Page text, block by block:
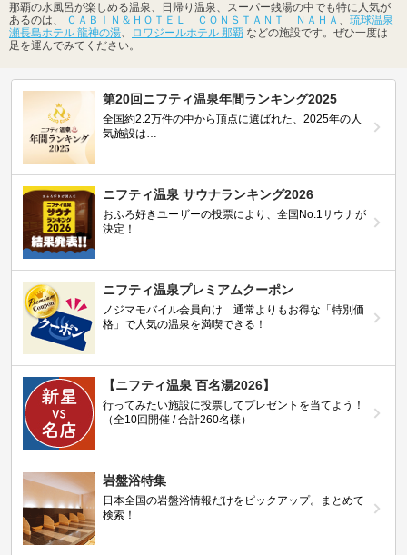
那覇の水風呂が楽しめる温泉、日帰り温泉、スーパー銭湯の中でも特に人気が
あるのは、
ＣＡＢＩＮ＆ＨＯＴＥＬ ＣＯＮＳＴＡＮＴ ＮＡＨＡ 、 琉球温泉
瀬長島ホテル 龍神の湯、 ロワジールホテル 那覇 などの施設です。ぜひ一度は
足を運んでみてください。
第20回ニフティ温泉年間ランキング2025
全国約2.2万件の中から頂点に選ばれた、2025年の人
気施設は…
ニフティ温泉 サウナランキング2026
おふろ好きユーザーの投票により、全国No.1サウナが
決定！
ニフティ温泉プレミアムクーポン
ノジマモバイル会員向け 通常よりもお得な「特別価
格」で人気の温泉を満喫できる！
【ニフティ温泉 百名湯2026】
行ってみたい施設に投票してプレゼントを当てよう！
（全10回開催 / 合計260名様）
岩盤浴特集
日本全国の岩盤浴情報だけをピックアップ。まとめて
検索！